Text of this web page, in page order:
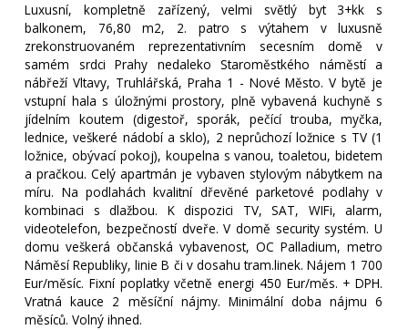
Luxusní, kompletně zařízený, velmi světlý byt 3+kk s
balkonem, 76,80 m2, 2. patro s výtahem v luxusně
zrekonstruovaném reprezentativním secesním domě v
samém srdci Prahy nedaleko Staroměstkého náměstí a
nábřeží Vltavy, Truhlářská, Praha 1 - Nové Město. V bytě je
vstupní hala s úložnými prostory, plně vybavená kuchyně s
jídelním koutem (digestoř, sporák, pečící trouba, myčka,
lednice, veškeré nádobí a sklo), 2 neprůchozí ložnice s TV (1
ložnice, obývací pokoj), koupelna s vanou, toaletou, bidetem
a pračkou. Celý apartmán je vybaven stylovým nábytkem na
míru. Na podlahách kvalitní dřevěné parketové podlahy v
kombinaci s dlažbou. K dispozici TV, SAT, WIFi, alarm,
videotelefon, bezpečností dveře. V domě security systém. U
domu veškerá občanská vybavenost, OC Palladium, metro
Náměsí Republiky, linie B či v dosahu tram.linek. Nájem 1 700
Eur/měsíc. Fixní poplatky včetně energi 450 Eur/měs. + DPH.
Vratná kauce 2 měsíční nájmy. Minimální doba nájmu 6
měsíců. Volný ihned.